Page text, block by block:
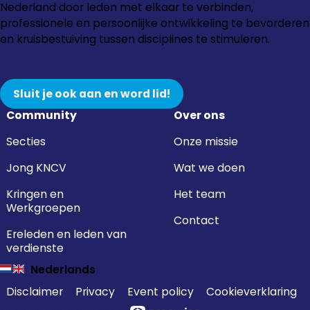
naar
Instagram
naar
Facebook
naar
LinkedIn
naar
YouTube
Community
Secties
Jong KNCV
Kringen en
Werkgroepen
Ereleden en leden van
verdienste
Over ons
Onze missie
Wat we doen
Het team
Contact
Nederland door leden met elkaar te verbinden,
professionele en persoonlijke ontwikkeling te bevorderen
en kruisbestuiving tussen disciplines te stimuleren.
Sluit je ook aan en word lid!
Nederlands
Disclaimer
Privacy Event policy
Cookieverklaring